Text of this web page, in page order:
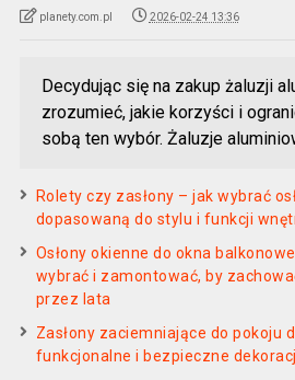
planety.com.pl 2026-02-24 13:36
Decydując się na zakup żaluzji
zrozumieć, jakie korzyści i
sobą ten wybór. Żaluzje
Rolety czy zasłony – jak wybrać
dopasowaną do stylu i funkcji
Osłony okienne do okna
wybrać i zamontować, by
przez lata
Zasłony zaciemniające do pokoju
funkcjonalne i bezpieczne